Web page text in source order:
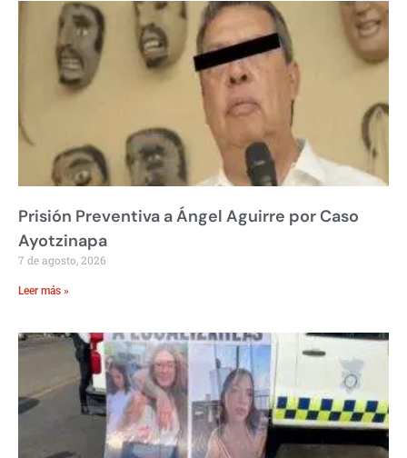
Prisión Preventiva a Ángel Aguirre por Caso
Ayotzinapa
7 de agosto, 2026
Leer más »